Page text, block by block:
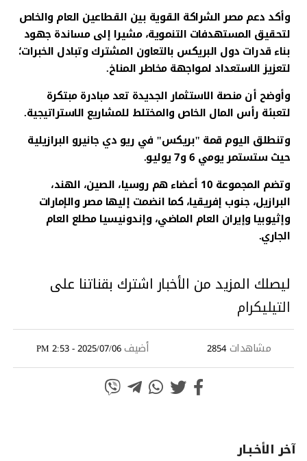
وأكد دعم مصر الشراكة القوية بين القطاعين العام والخاص
لتحقيق المستهدفات التنموية، مشيرا إلى مساندة جهود
بناء قدرات دول البريكس بالتعاون المشترك وتبادل الخبرات؛
لتعزيز الاستعداد لمواجهة مخاطر المناخ.
وأوضح أن منصة الاستثمار الجديدة تعد مبادرة مبتكرة
لتعبئة رأس المال الخاص والمختلط للمشاريع الاستراتيجية.
وتنطلق اليوم قمة "بريكس" في ريو دي جانيرو البرازيلية
حيث ستستمر يومي 6 و7 يوليو.
وتضم المجموعة 10 أعضاء هم روسيا، الصين، الهند،
البرازيل، جنوب إفريقيا، كما انضمت إليها مصر والإمارات
وإثيوبيا وإيران العام الماضي، وإندونيسيا مطلع العام
الجاري.
ليصلك المزيد من الأخبار اشترك بقناتنا على
التيليكرام
مشاهدات2854 أضيف2025/07/06 - 2:53 PM
آخر الأخـبـار